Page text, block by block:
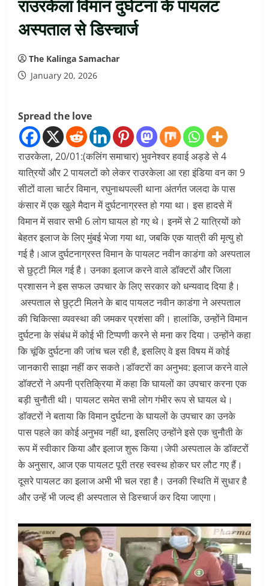
अस्पताल से डिस्चार्ज
The Kalinga Samachar
January 20, 2026
Spread the love
राउरकेला, 20/01:(कलिंग समाचार) भुवनेश्वर हवाई अड्डे से 4
यात्रियों और 2 पायलटों को लेकर राउरकेला आ रहा इंडिया वन का 9
सीटों वाला चार्टर विमान, रघुनाथपल्ली थाना अंतर्गत जलदा के पास
कंसार में एक खुले मैदान में दुर्घटनाग्रस्त हो गया था। इस हादसे में
विमान में सवार सभी 6 लोग घायल हो गए थे। इनमें से 2 यात्रियों को
बेहतर इलाज के लिए मुंबई भेजा गया था, जबकि एक यात्री की मृत्यु हो
गई है।आज दुर्घटनाग्रस्त विमान के पायलट नवीन काडंगा को अस्पताल
से छुट्टी मिल गई है। उनका इलाज करने वाले डॉक्टरों और जिला
प्रशासन ने इस सफल उपचार के लिए सरकार को धन्यवाद दिया है।
अस्पताल से छुट्टी मिलने के बाद पायलट नवीन काडंगा ने अस्पताल
की चिकित्सा व्यवस्था की जमकर प्रशंसा की। हालांकि, उन्होंने विमान
दुर्घटना के संबंध में कोई भी टिप्पणी करने से मना कर दिया। उन्होंने कहा
कि चूंकि दुर्घटना की जांच चल रही है, इसलिए वे इस विषय में कोई
जानकारी साझा नहीं कर सकते।डॉक्टरों का अनुभव: इलाज करने वाले
डॉक्टरों ने अपनी प्रतिक्रिया में कहा कि घायलों का उपचार करना एक
बड़ी चुनौती थी। पायलट समेत सभी लोग गंभीर रूप से घायल थे।
डॉक्टरों ने बताया कि विमान दुर्घटना के घायलों के उपचार का उनके
पास पहले का कोई अनुभव नहीं था, इसलिए उन्होंने इसे एक चुनौती के
रूप में स्वीकार किया और इलाज शुरू किया।जेपी अस्पताल के डॉक्टरों
के अनुसार, आज एक पायलट पूरी तरह स्वस्थ होकर घर लौट गए हैं।
दूसरे पायलट का इलाज अभी भी चल रहा है। उनकी स्थिति में सुधार है
और उन्हें भी जल्द ही अस्पताल से डिस्चार्ज कर दिया जाएगा।